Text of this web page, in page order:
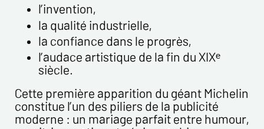
l’invention,
la qualité industrielle,
la confiance dans le progrès,
l’audace artistique de la fin du XIXᵉ
siècle.
Cette première apparition du géant Michelin
constitue l’un des piliers de la publicité
moderne : un mariage parfait entre humour,